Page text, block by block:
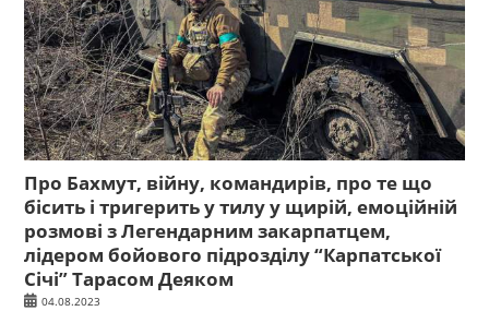
Про Бахмут, війну, командирів, про те що
бісить і тригерить у тилу у щирій, емоційній
розмові з Легендарним закарпатцем,
лідером бойового підрозділу “Карпатської
Січі” Тарасом Деяком
04.08.2023